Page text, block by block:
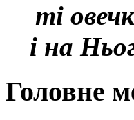
ті
і на
Головне